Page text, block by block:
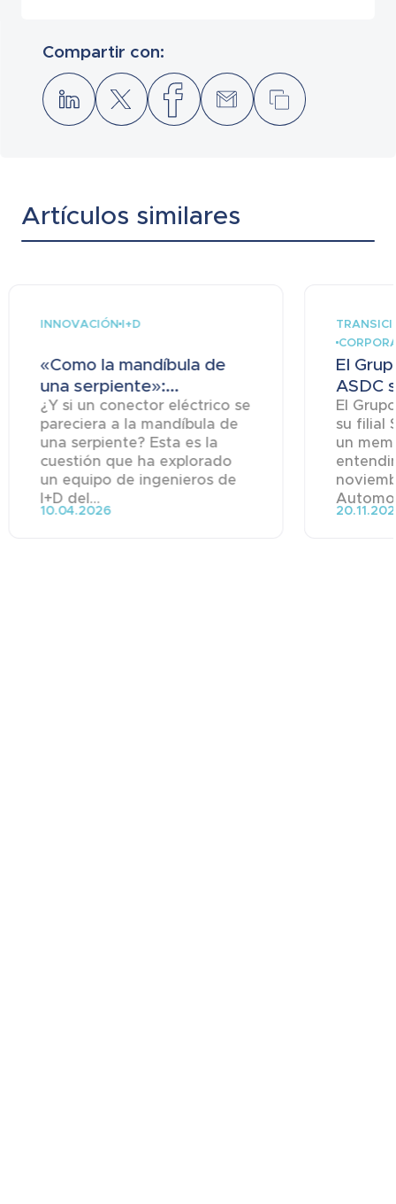
Compartir con:
Artículos similares
INNOVACIÓNI+D
«Como la mandíbula de
una serpiente»:...
¿Y si un conector eléctrico se
pareciera a la mandíbula de
una serpiente? Esta es la
cuestión que ha explorado
un equipo de ingenieros de
I+D del...
10.04.2026
El
ASDC
El
su filial
un